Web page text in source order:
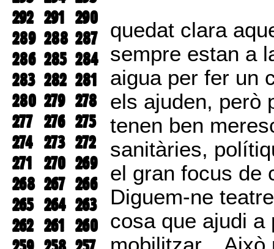
292 291 290
289 288 287
286 285 284
283 282 281
280 279 278
277 276 275
274 273 272
271 270 269
268 267 266
265 264 263
262 261 260
quedat clara
sempre estan a
aigua per fer un
els ajuden, però
tenen ben
sanitàries,
el gran focus de
Diguem-ne
cosa que ajudi a